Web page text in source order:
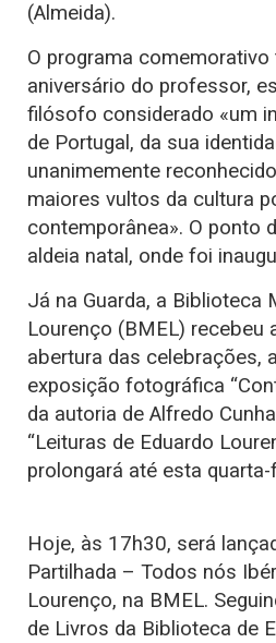
(Almeida).
O programa
aniversário do professor,
filósofo considerado «um
de Portugal, da sua
unanimemente
maiores vultos da cultura
contemporânea». O ponto
aldeia natal, onde foi
Já na Guarda, a Biblioteca
Lourenço (BMEL) recebeu
abertura das celebrações,
exposição fotográfica
da autoria de Alfredo
“Leituras de Eduardo
prolongará até esta
Hoje, às 17h30, será
Partilhada – Todos nós
Lourenço, na BMEL.
de Livros da Biblioteca de